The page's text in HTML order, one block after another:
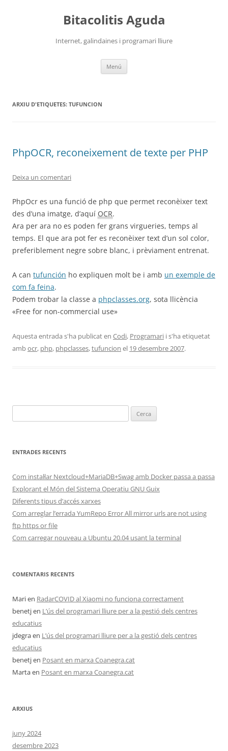
Bitacolitis Aguda
Internet, galindaines i programari lliure
Menú
ARXIU D'ETIQUETES: TUFUNCION
PhpOCR, reconeixement de texte per PHP
Deixa un comentari
PhpOcr es una funció de php que permet reconèixer text
des d’una imatge, d’aquí OCR.
Ara per ara no es poden fer grans virgueries, temps al
temps. El que ara pot fer es reconèixer text d’un sol color,
preferiblement negre sobre blanc, i prèviament entrenat.
A can tufunción ho expliquen molt be i amb un exemple de
com fa feina.
Podem trobar la classe a phpclasses.org, sota llicència
«Free for non-commercial use»
Aquesta entrada s'ha publicat en Codi, Programari i s'ha etiquetat
ambocr, php, phpclasses,tufuncion el 19 desembre 2007.
ENTRADES RECENTS
Com instal·lar Nextcloud+MariaDB+Swag amb Docker passa a passa
Explorant el Món del Sistema Operatiu GNU Guix
Diferents tipus d’accés xarxes
Com arreglar l’errada YumRepo Error All mirror urls are not using
ftp https or file
Com carregar nouveau a Ubuntu 20.04 usant la terminal
COMENTARIS RECENTS
Marien RadarCOVID al Xiaomi no funciona correctament
benetjen L’ús del programari lliure per a la gestió dels centres
educatius
jdegraen L’ús del programari lliure per a la gestió dels centres
educatius
benetjen Posant en marxa Coanegra.cat
Martaen Posant en marxa Coanegra.cat
ARXIUS
juny 2024
desembre 2023